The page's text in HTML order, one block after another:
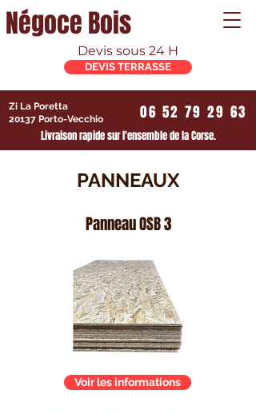
Négoce Bois
06 52 79 29 63
Zi La Poretta
20137 Porto-Vecchio
Livraison rapide sur l'ensemble de la Corse.
Devis sous 24 H
DEVIS TERRASSE
PANNEAUX
Panneau OSB 3
Voir les informations